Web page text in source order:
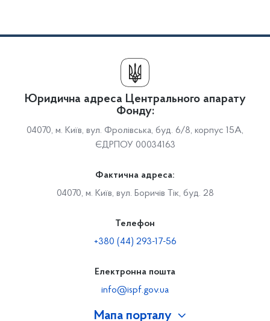
Мапа порталу
Юридична адреса Центрального апарату
Фонду:
04070, м. Київ, вул. Фролівська, буд. 6/8, корпус 15А,
ЄДРПОУ 00034163
Фактична адреса:
04070, м. Київ, вул. Боричів Тік, буд. 28
Телефон
+380 (44) 293-17-56
Електронна пошта
info@ispf.gov.ua